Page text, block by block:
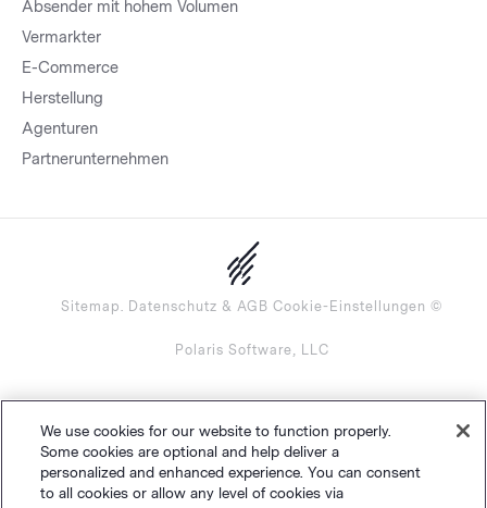
Absender mit hohem Volumen
Vermarkter
E-Commerce
Herstellung
Agenturen
Partnerunternehmen
Sitemap. Datenschutz & AGB Cookie-Einstellungen ©
Polaris Software, LLC
We use cookies for our website to function properly.
Some cookies are optional and help deliver a
personalized and enhanced experience. You can consent
to all cookies or allow any level of cookies via